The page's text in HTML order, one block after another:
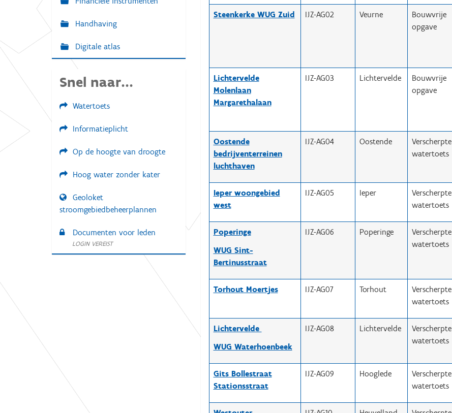
Steenkerke WUG Zuid IJZ-AG02 Veurne
Bouwvrije
opgave
Lichtervelde
Molenlaan
Margarethalaan
IJZ-AG03 Lichtervelde
Bouwvrije
opgave
Oostende
bedrijventerreinen
luchthaven
IJZ-AG04 Oostende
Verscherpte
watertoets
Ieper woongebied
west
IJZ-AG05 Ieper
Verscherpte
watertoets
Poperinge
WUG Sint-
Bertinusstraat
IJZ-AG06 Poperinge
Verscherpte
watertoets
Torhout Moertjes IJZ-AG07 Torhout
Verscherpte
watertoets
Lichtervelde
WUG Waterhoenbeek
IJZ-AG08 Lichtervelde
Verscherpte
watertoets
Gits Bollestraat
Stationsstraat
IJZ-AG09 Hooglede
Verscherpte
watertoets
Handhaving
Digitale atlas
Snel naar...
Watertoets
Informatieplicht
Op de hoogte van droogte
Hoog water zonder kater
Geoloket
stroomgebiedbeheerplannen
Documenten voor leden
LOGIN VEREIST